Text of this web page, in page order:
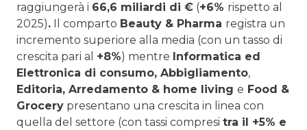
raggiungerà i 66,6 miliardi di € (+6% rispetto al
2025). Il comparto Beauty & Pharma registra un
incremento superiore alla media (con un tasso di
crescita pari al +8%) mentre Informatica ed
Elettronica di consumo, Abbigliamento,
Editoria, Arredamento & home living e Food &
Grocery presentano una crescita in linea con
quella del settore (con tassi compresi tra il +5% e